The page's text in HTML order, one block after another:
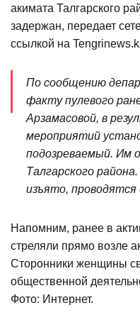
акимата Талгарского
задержан, передает
ссылкой на
По сообщению
факту пулевого
Арзамасовой, в
мероприятий
подозреваемый. Им
Талгарского
изъято,
Напомним, ранее в
стреляли прямо возле
Сторонники женщины
общественной
Фото: Интернет.